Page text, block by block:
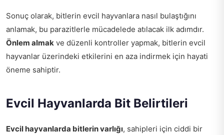
Sonuç olarak, bitlerin evcil hayvanlara nasıl bulaştığını
anlamak, bu parazitlerle mücadelede atılacak ilk adımdır.
Önlem almak ve düzenli kontroller yapmak, bitlerin evcil
hayvanlar üzerindeki etkilerini en aza indirmek için hayati
öneme sahiptir.
Evcil Hayvanlarda Bit Belirtileri
Evcil hayvanlarda bitlerin varlığı, sahipleri için ciddi bir